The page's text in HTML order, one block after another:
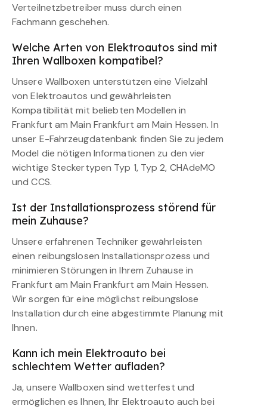
Verteilnetzbetreiber muss durch einen
Fachmann geschehen.
Welche Arten von Elektroautos sind mit
Ihren Wallboxen kompatibel?
Unsere Wallboxen unterstützen eine Vielzahl
von Elektroautos und gewährleisten
Kompatibilität mit beliebten Modellen in
Frankfurt am Main Frankfurt am Main Hessen. In
unser E-Fahrzeugdatenbank finden Sie zu jedem
Model die nötigen Informationen zu den vier
wichtige Steckertypen Typ 1, Typ 2, CHAdeMO
und CCS.
Ist der Installationsprozess störend für
mein Zuhause?
Unsere erfahrenen Techniker gewährleisten
einen reibungslosen Installationsprozess und
minimieren Störungen in Ihrem Zuhause in
Frankfurt am Main Frankfurt am Main Hessen.
Wir sorgen für eine möglichst reibungslose
Installation durch eine abgestimmte Planung mit
Ihnen.
Kann ich mein Elektroauto bei
schlechtem Wetter aufladen?
Ja, unsere Wallboxen sind wetterfest und
ermöglichen es Ihnen, Ihr Elektroauto auch bei